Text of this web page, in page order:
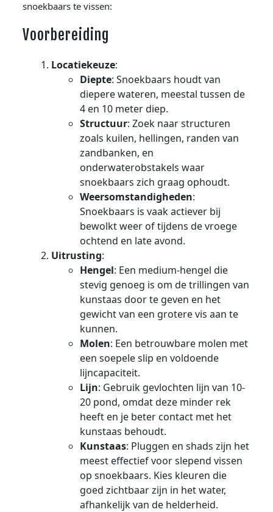
snoekbaars te vissen:
Voorbereiding
Locatiekeuze:
Diepte: Snoekbaars houdt van
diepere wateren, meestal tussen de
4 en 10 meter diep.
Structuur: Zoek naar structuren
zoals kuilen, hellingen, randen van
zandbanken, en
onderwaterobstakels waar
snoekbaars zich graag ophoudt.
Weersomstandigheden:
Snoekbaars is vaak actiever bij
bewolkt weer of tijdens de vroege
ochtend en late avond.
Uitrusting:
Hengel: Een medium-hengel die
stevig genoeg is om de trillingen van
kunstaas door te geven en het
gewicht van een grotere vis aan te
kunnen.
Molen: Een betrouwbare molen met
een soepele slip en voldoende
lijncapaciteit.
Lijn: Gebruik gevlochten lijn van 10-
20 pond, omdat deze minder rek
heeft en je beter contact met het
kunstaas behoudt.
Kunstaas: Pluggen en shads zijn het
meest effectief voor slepend vissen
op snoekbaars. Kies kleuren die
goed zichtbaar zijn in het water,
afhankelijk van de helderheid.